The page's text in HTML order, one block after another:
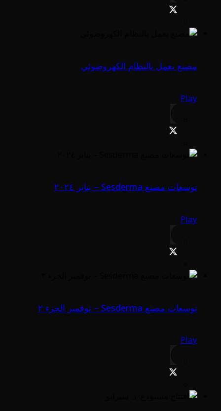
مصنع يعمل بالنظام الكهروضوئي
Play
توسعات مصنع Sesderma – يناير ٢٠٢٤
Play
توسعات مصنع Sesderma – نوفمبر الجزء ٢
Play